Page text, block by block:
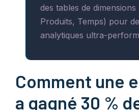
des tables de dimensions
Produits, Temps) pour
analytiques ultra-
Comment une
a gagné 30 %